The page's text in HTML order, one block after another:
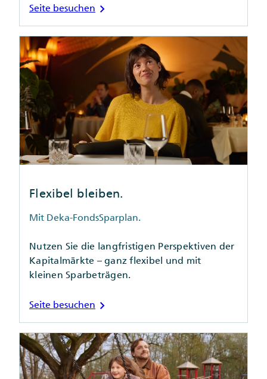
Seite besuchen chevron_right
Flexibel bleiben.
Mit Deka-FondsSparplan.
Nutzen Sie die langfristigen Perspektiven der
Kapitalmärkte – ganz flexibel und mit
kleinen Sparbeträgen.
Seite besuchen chevron_right